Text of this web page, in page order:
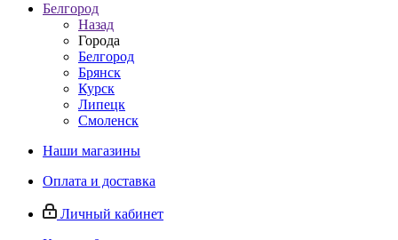
Белгород
Назад
Города
Белгород
Брянск
Курск
Липецк
Смоленск
Наши магазины
Оплата и доставка
Личный кабинет